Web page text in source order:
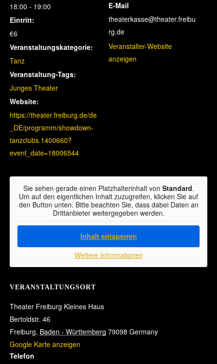
18:00 - 19:00
Eintritt:
€6
Veranstaltungskategorie:
Tanz
Veranstaltung-Tags:
Junges Theater
Website:
https://theater.freiburg.de/de
_DE/programm/showdown-
tanzclubs.1400660?
event_date=18006544
E-Mail
theaterkasse@theater.freibu
rg.de
Veranstalter-Website
anzeigen
VERANSTALTUNGSORT
Theater Freiburg Kleines Haus
Bertoldstr. 46
Freiburg, Baden - Württemberg 79098 Germany
Google Karte anzeigen
Telefon
Sie sehen gerade einen Platzhalterinhalt von Standard.
Um auf den eigentlichen Inhalt zuzugreifen, klicken Sie auf
den Button unten. Bitte beachten Sie, dass dabei Daten an
Drittanbieter weitergegeben werden.
Inhalt entsperren
Weitere Informationen